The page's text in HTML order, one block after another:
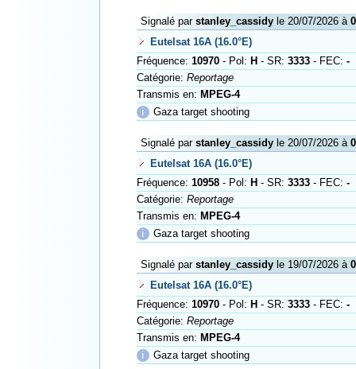
Signalé par stanley_cassidyle 20/07/2026 à
Eutelsat 16A (16.0°E)
Fréquence: 10970- Pol: H - SR: 3333- FEC: -
Catégorie: Reportage
Transmis en: MPEG-4
ℹ
Gaza target shooting
Signalé par stanley_cassidyle 20/07/2026 à
Eutelsat 16A (16.0°E)
Fréquence: 10958- Pol: H - SR: 3333- FEC: -
Catégorie: Reportage
Transmis en: MPEG-4
ℹ
Gaza target shooting
Signalé par stanley_cassidyle 19/07/2026 à
Eutelsat 16A (16.0°E)
Fréquence: 10970- Pol: H - SR: 3333- FEC: -
Catégorie: Reportage
Transmis en: MPEG-4
ℹ
Gaza target shooting